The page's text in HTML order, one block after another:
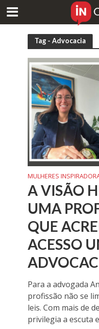
Tag - Advocacia
MULHERES
A VISÃO
UMA
QUE
ACESSO
Para a advogada
profissão não se
leis. Com mais de
privilegia a escuta